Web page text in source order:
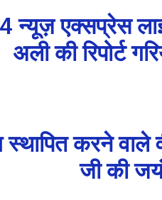
न्यूज़ एक्सप्रेस
अली की रिपोर्ट
स्थापित करने वाले
जी की